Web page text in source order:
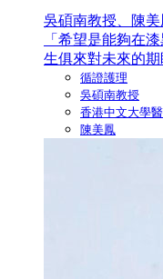
吳碩南教授、陳
「希望是能夠在
生俱來對未來的期
循證護理
吳碩南教授
香港中文大學
陳美鳳